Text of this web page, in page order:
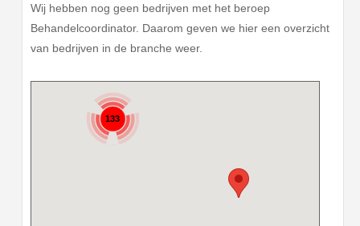
Wij hebben nog geen bedrijven met het beroep
Behandelcoordinator. Daarom geven we hier een overzicht
van bedrijven in de branche weer.
133